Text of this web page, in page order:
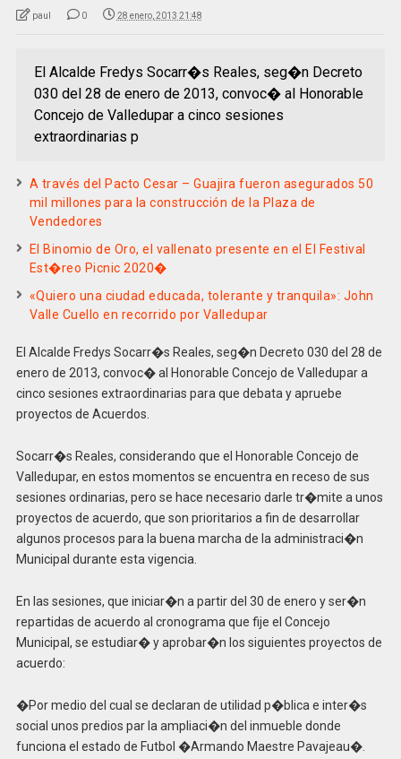
paul 0 28 enero, 2013 21:48
El Alcalde Fredys Socarr�s Reales, seg�n Decreto
030 del 28 de enero de 2013, convoc� al Honorable
Concejo de Valledupar a cinco sesiones
extraordinarias p
A través del Pacto Cesar – Guajira fueron asegurados 50
mil millones para la construcción de la Plaza de
Vendedores
El Binomio de Oro, el vallenato presente en el El Festival
Est�reo Picnic 2020�
«Quiero una ciudad educada, tolerante y tranquila»: John
Valle Cuello en recorrido por Valledupar
El Alcalde Fredys Socarr�s Reales, seg�n Decreto 030 del 28 de
enero de 2013, convoc� al Honorable Concejo de Valledupar a
cinco sesiones extraordinarias para que debata y apruebe
proyectos de Acuerdos.
Socarr�s Reales, considerando que el Honorable Concejo de
Valledupar, en estos momentos se encuentra en receso de sus
sesiones ordinarias, pero se hace necesario darle tr�mite a unos
proyectos de acuerdo, que son prioritarios a fin de desarrollar
algunos procesos para la buena marcha de la administraci�n
Municipal durante esta vigencia.
En las sesiones, que iniciar�n a partir del 30 de enero y ser�n
repartidas de acuerdo al cronograma que fije el Concejo
Municipal, se estudiar� y aprobar�n los siguientes proyectos de
acuerdo:
�Por medio del cual se declaran de utilidad p�blica e inter�s
social unos predios par la ampliaci�n del inmueble donde
funciona el estado de Futbol �Armando Maestre Pavajeau�.